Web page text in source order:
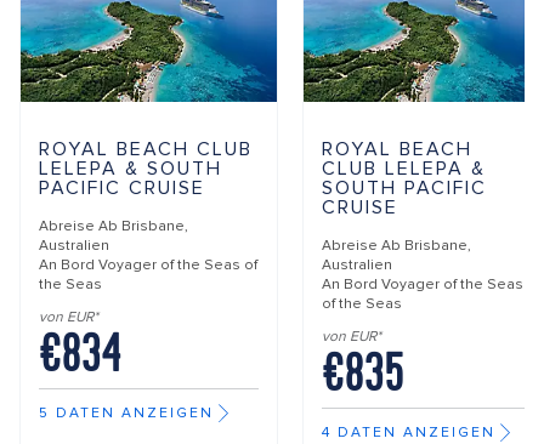
ROYAL BEACH CLUB
LELEPA & SOUTH
PACIFIC CRUISE
Abreise Ab Brisbane,
Australien
An Bord Voyager of the Seas of
the Seas
von EUR*
€834
5 DATEN ANZEIGEN
ROYAL BEACH
CLUB LELEPA &
SOUTH PACIFIC
CRUISE
Abreise Ab Brisbane,
Australien
An Bord Voyager of the Seas
of the Seas
von EUR*
€835
4 DATEN ANZEIGEN